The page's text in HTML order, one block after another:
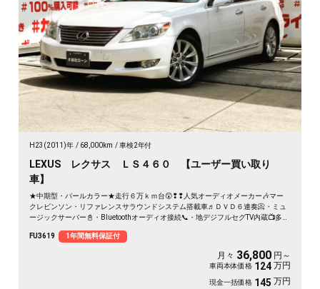
H23(2011)年 68,000km 車検2年付
LEXUS レクサス ＬＳ４６０ 【ユーザー買い取り
車】
★中期型・パールカラー★走行６万ｋｍ台😲❢❢人気オーディオメーカー🎶マー
クレビンソン・リファレンスサラウンドシステム搭載車♬ＤＶＤ６連奏📀・ミュ
ージックサーバー📓・Bluetoothオーディオ接続📞・地デジフルセグTV内蔵📺多機
本革ベージュパワーシート・💺シートベンチレーション🌊＆ヒーター☀装備💺🚗
FU3619 1年間無料保証付
月々 36,800 円～
車両本体価格 124 万円
現金一括価格 145 万円